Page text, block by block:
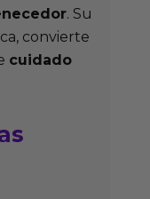
. Su
convierte
cuidado